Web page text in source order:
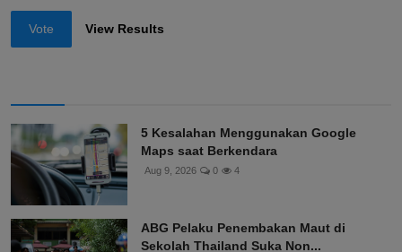
Vote View Results
5 Kesalahan Menggunakan Google
Maps saat Berkendara
Aug 9, 2026 0 4
ABG Pelaku Penembakan Maut di
Sekolah Thailand Suka Non...